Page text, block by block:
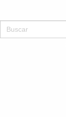
Buscar: